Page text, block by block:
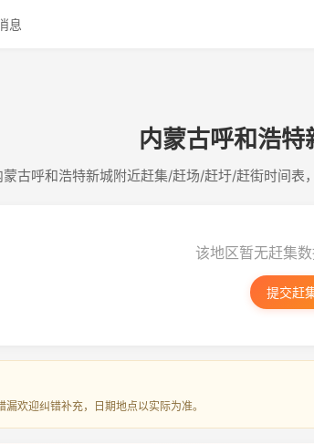
息
内蒙古呼和浩
蒙古呼和浩特新城附近赶集/赶场/赶圩/赶街时间表
该地区暂无赶集数
提交赶
欢迎纠错补充，日期地点以实际为准。